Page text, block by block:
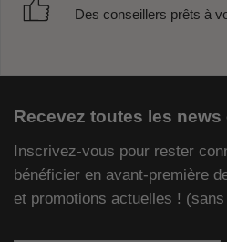
Des conseillers prêts à
Recevez toutes les
Inscrivez-vous pour rester
bénéficier en avant-première
et promotions actuelles !